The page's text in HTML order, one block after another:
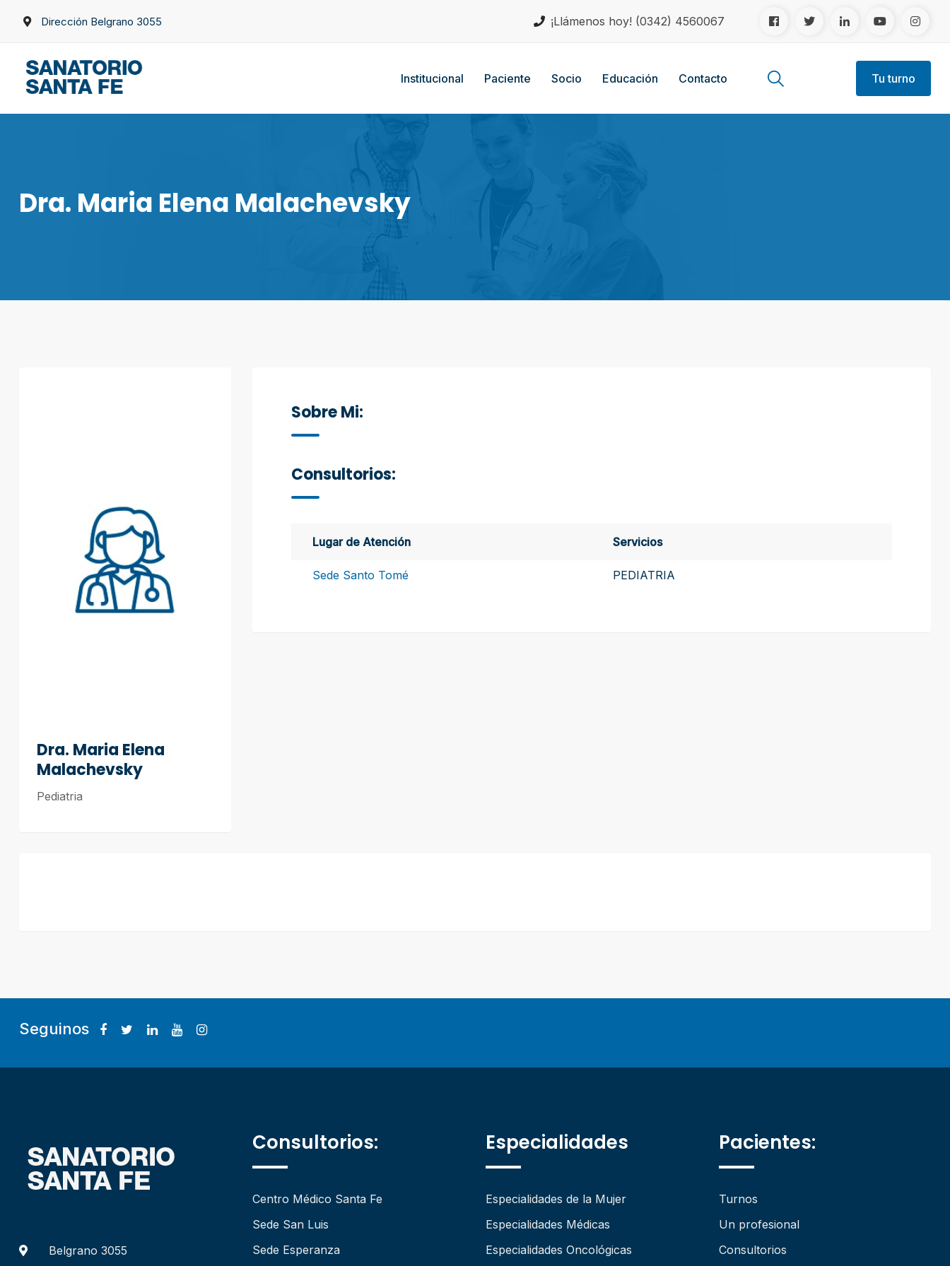
Dirección Belgrano 3055 ¡Llámenos hoy! (0342) 4560067
Institucional Paciente Socio Educación Contacto Tu turno
Dra. Maria Elena Malachevsky
Dra. Maria Elena
Malachevsky
Pediatria
Sobre Mi:
Consultorios:
Lugar de Atención Servicios
Sede Santo Tomé PEDIATRIA
Seguinos
Belgrano 3055
Consultorios:
Centro Médico Santa Fe
Sede San Luis
Sede Esperanza
Especialidades
Especialidades de la Mujer
Especialidades Médicas
Especialidades Oncológicas
Pacientes:
Turnos
Un profesional
Consultorios